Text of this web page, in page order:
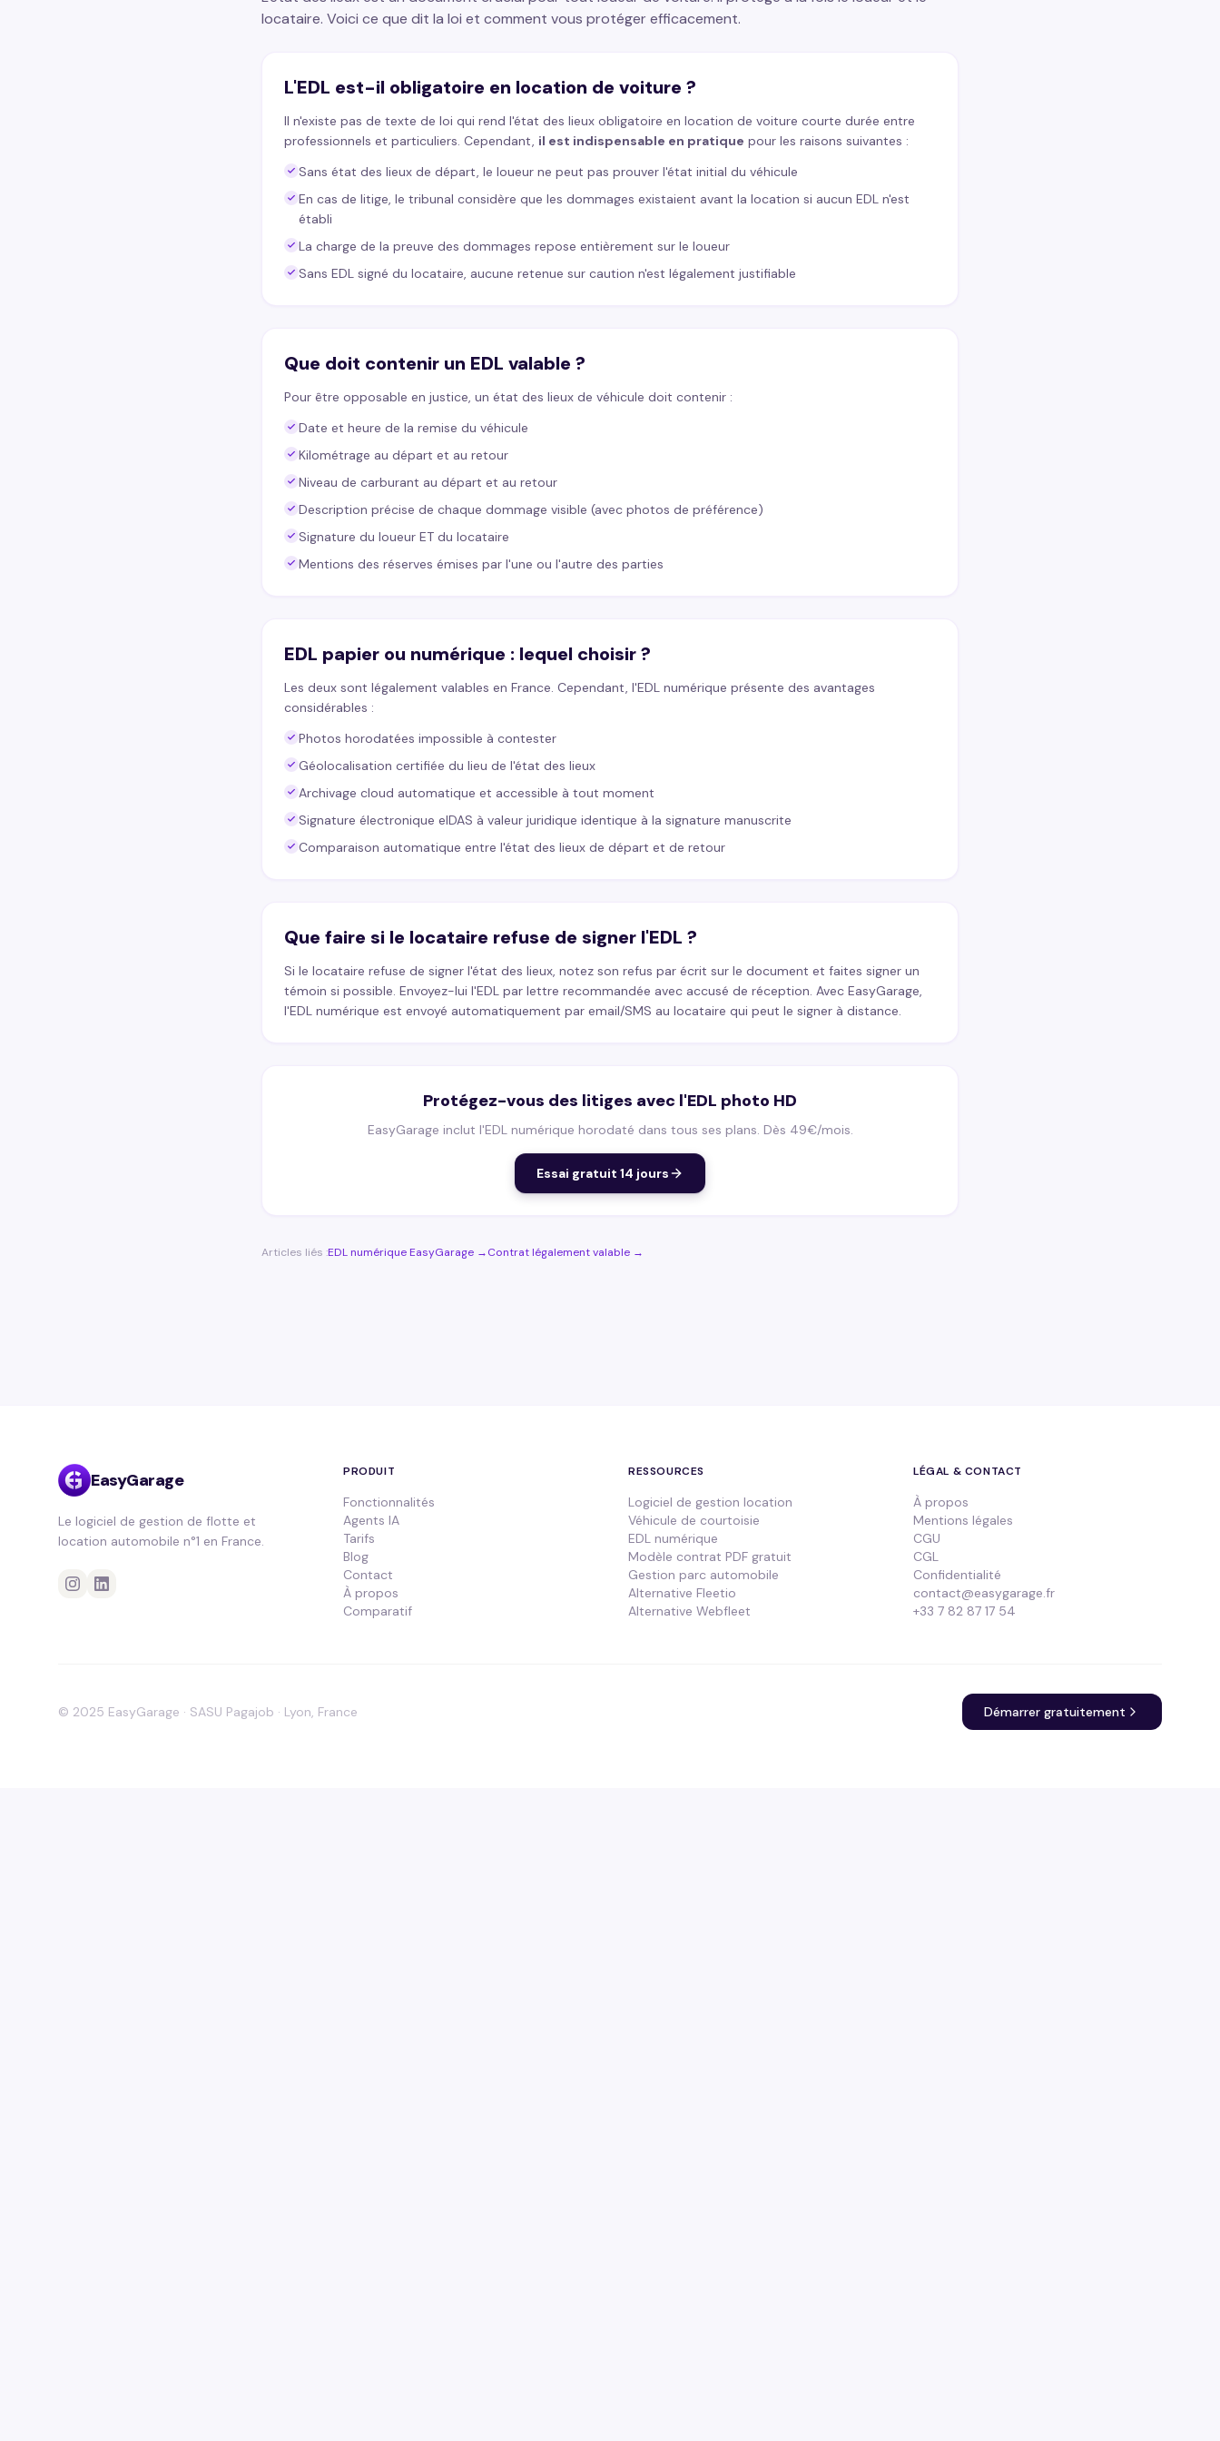
locataire. Voici ce que dit la loi et comment vous protéger efficacement.
L'EDL est-il obligatoire en location de voiture ?
Il n'existe pas de texte de loi qui rend l'état des lieux obligatoire en location de voiture courte durée entre
professionnels et particuliers. Cependant, il est indispensable en pratique pour les raisons suivantes :
Sans état des lieux de départ, le loueur ne peut pas prouver l'état initial du véhicule
En cas de litige, le tribunal considère que les dommages existaient avant la location si aucun EDL n'est
établi
La charge de la preuve des dommages repose entièrement sur le loueur
Sans EDL signé du locataire, aucune retenue sur caution n'est légalement justifiable
Que doit contenir un EDL valable ?
Pour être opposable en justice, un état des lieux de véhicule doit contenir :
Date et heure de la remise du véhicule
Kilométrage au départ et au retour
Niveau de carburant au départ et au retour
Description précise de chaque dommage visible (avec photos de préférence)
Signature du loueur ET du locataire
Mentions des réserves émises par l'une ou l'autre des parties
EDL papier ou numérique : lequel choisir ?
Les deux sont légalement valables en France. Cependant, l'EDL numérique présente des avantages
considérables :
Photos horodatées impossible à contester
Géolocalisation certifiée du lieu de l'état des lieux
Archivage cloud automatique et accessible à tout moment
Signature électronique eIDAS à valeur juridique identique à la signature manuscrite
Comparaison automatique entre l'état des lieux de départ et de retour
Que faire si le locataire refuse de signer l'EDL ?
Si le locataire refuse de signer l'état des lieux, notez son refus par écrit sur le document et faites signer un
témoin si possible. Envoyez-lui l'EDL par lettre recommandée avec accusé de réception. Avec EasyGarage,
l'EDL numérique est envoyé automatiquement par email/SMS au locataire qui peut le signer à distance.
Protégez-vous des litiges avec l'EDL photo HD
EasyGarage inclut l'EDL numérique horodaté dans tous ses plans. Dès 49€/mois.
Essai gratuit 14 jours
Articles liés :EDL numérique EasyGarage →Contrat légalement valable →
EasyGarage
Le logiciel de gestion de flotte et
location automobile n°1 en France.
PRODUIT
Fonctionnalités
Agents IA
Tarifs
Blog
Contact
À propos
Comparatif
RESSOURCES
Logiciel de gestion location
Véhicule de courtoisie
EDL numérique
Modèle contrat PDF gratuit
Gestion parc automobile
Alternative Fleetio
Alternative Webfleet
LÉGAL & CONTACT
À propos
Mentions légales
CGU
CGL
Confidentialité
contact@easygarage.fr
+33 7 82 87 17 54
© 2025 EasyGarage · SASU Pagajob · Lyon, France Démarrer gratuitement